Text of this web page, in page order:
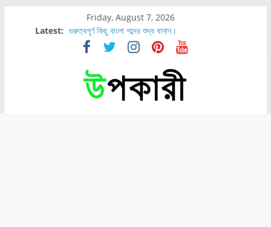
Friday, August 7, 2026
Latest: গুরুত্বপূর্ণ কিছু বাংলা শব্দের শুদ্ধ বানান।
শরীরের কোন অংশে বেডসোর বেশি হয়?
নাসাল টিউব কতদিন রাখা যায়?
রোগীর পিঠ, কোমর এবং পায়ে বেডসোর দেখা গেলে করণীয় কি?
পার্সিমন ফলের স্বাস্থ্য ও পুষ্টি উপকারিতা।